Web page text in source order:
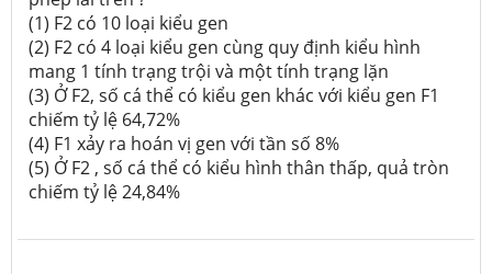
(1) F2 có 10 loại kiểu gen
(2) F2 có 4 loại kiểu gen cùng quy định kiểu hình
mang 1 tính trạng trội và một tính trạng lặn
(3) Ở F2, số cá thể có kiểu gen khác với kiểu gen F1
chiếm tỷ lệ 64,72%
(4) F1 xảy ra hoán vị gen với tần số 8%
(5) Ở F2 , số cá thể có kiểu hình thân thấp, quả tròn
chiếm tỷ lệ 24,84%